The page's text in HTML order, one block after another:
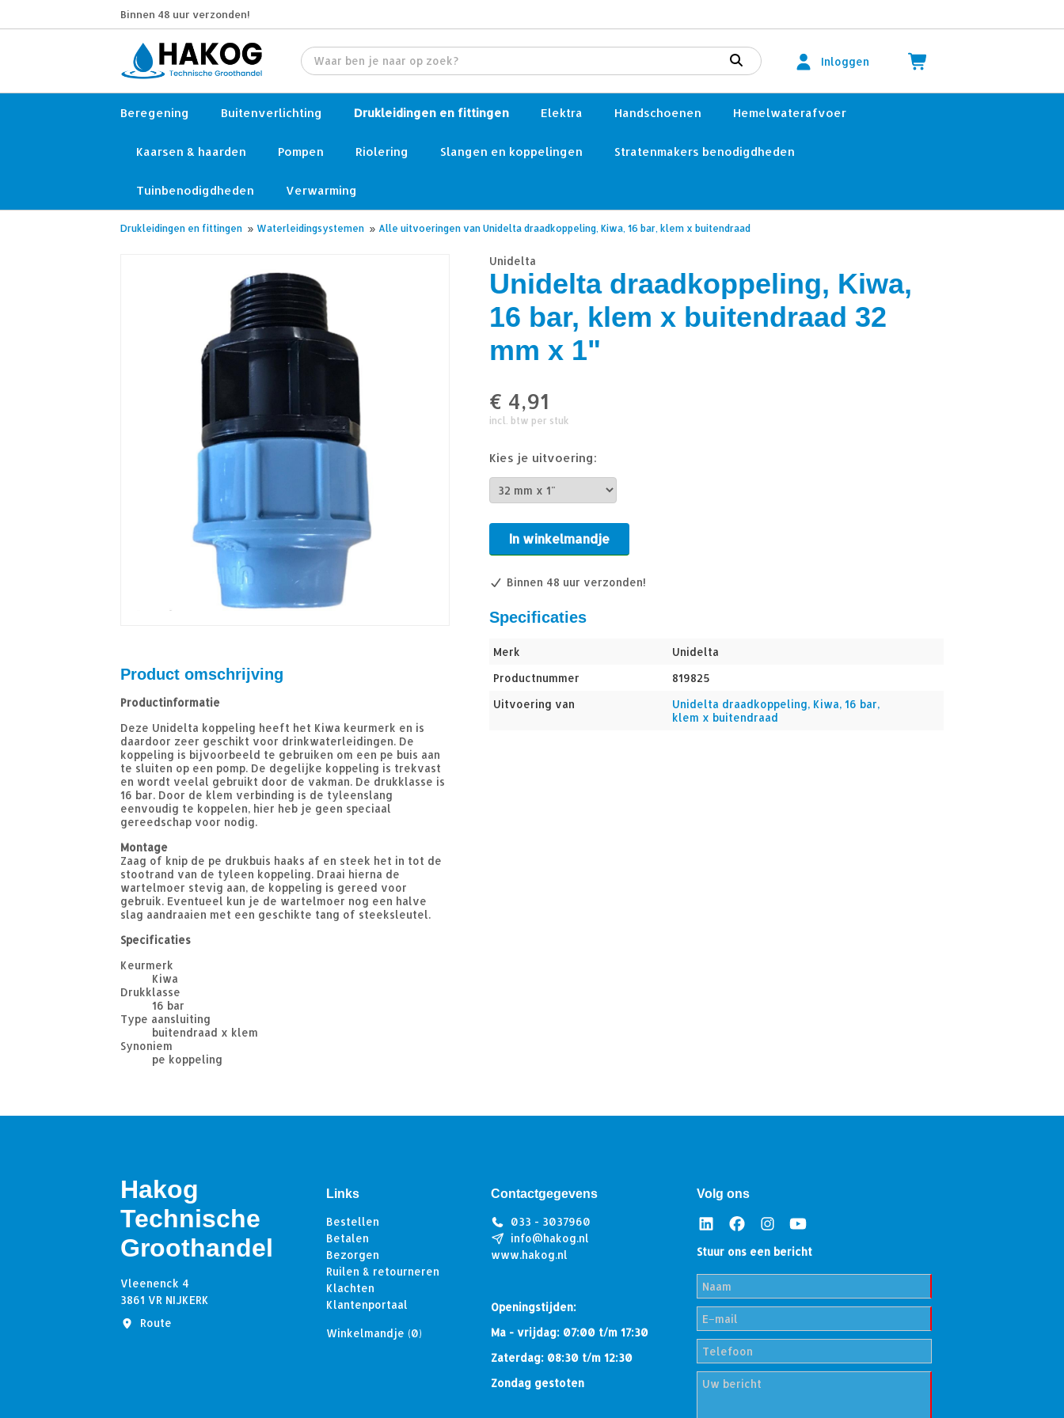
Binnen 48 uur verzonden!
Inloggen
Beregening Buitenverlichting Drukleidingen en fittingen Elektra Handschoenen Hemelwaterafvoer
Kaarsen & haarden Pompen Riolering Slangen en koppelingen Stratenmakers benodigdheden
Tuinbenodigdheden Verwarming
Drukleidingen en fittingen » Waterleidingsystemen » Alle uitvoeringen van Unidelta draadkoppeling, Kiwa, 16 bar, klem x buitendraad
Product omschrijving
Productinformatie
Deze Unidelta koppeling heeft het Kiwa keurmerk en is
daardoor zeer geschikt voor drinkwaterleidingen. De
koppeling is bijvoorbeeld te gebruiken om een pe buis aan
te sluiten op een pomp. De degelijke koppeling is trekvast
en wordt veelal gebruikt door de vakman. De drukklasse is
16 bar. Door de klem verbinding is de tyleenslang
eenvoudig te koppelen, hier heb je geen speciaal
gereedschap voor nodig.
Montage
Zaag of knip de pe drukbuis haaks af en steek het in tot de
stootrand van de tyleen koppeling. Draai hierna de
wartelmoer stevig aan, de koppeling is gereed voor
gebruik. Eventueel kun je de wartelmoer nog een halve
slag aandraaien met een geschikte tang of steeksleutel.
Specificaties
Keurmerk
Kiwa
Drukklasse
16 bar
Type aansluiting
buitendraad x klem
Synoniem
pe koppeling
Unidelta
Unidelta draadkoppeling, Kiwa,
16 bar, klem x buitendraad 32
mm x 1"
€ 4,91
incl. btw per stuk
Kies je uitvoering:
In winkelmandje
Binnen 48 uur verzonden!
Specificaties
Merk
Unidelta
Productnummer
819825
Uitvoering van
Unidelta draadkoppeling, Kiwa, 16 bar,
klem x buitendraad
Hakog
Technische
Groothandel
Vleenenck 4
3861 VR NIJKERK
Route
Links
Bestellen
Betalen
Bezorgen
Ruilen & retourneren
Klachten
Klantenportaal
Winkelmandje (0)
Contactgegevens
033 - 3037960
info@hakog.nl
www.hakog.nl
Openingstijden:
Ma - vrijdag: 07:00 t/m 17:30
Zaterdag: 08:30 t/m 12:30
Zondag gestoten
Volg ons
Stuur ons een bericht